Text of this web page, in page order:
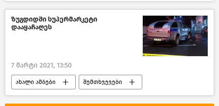
საქართველო
ზუგდიდში სუპერმარკეტი
დააყაჩაღეს
7 მარტი 2021, 13:50
ახალი ამბები შემთხვევები
საქართველო